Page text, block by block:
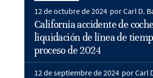
12 de octubre de 2024 por Carl D.
California accidente de
liquidación de línea de
proceso de 2024
12 de septiembre de 2024 por Carl